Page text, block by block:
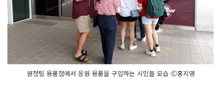
원정팀 용품점에서 응원 용품을 구입하는 시민들 모습 Ⓒ홍지영